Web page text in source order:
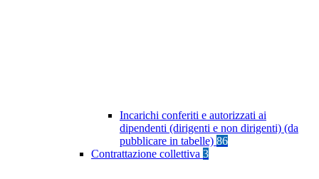
Incarichi conferiti e autorizzati ai
dipendenti (dirigenti e non dirigenti) (da
pubblicare in tabelle) 86
Contrattazione collettiva 3